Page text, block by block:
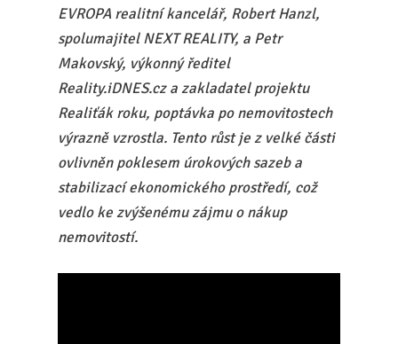
EVROPA realitní kancelář, Robert Hanzl,
spolumajitel NEXT REALITY, a Petr
Makovský, výkonný ředitel
Reality.iDNES.cz a zakladatel projektu
Realiťák roku, poptávka po nemovitostech
výrazně vzrostla. Tento růst je z velké části
ovlivněn poklesem úrokových sazeb a
stabilizací ekonomického prostředí, což
vedlo ke zvýšenému zájmu o nákup
nemovitostí.